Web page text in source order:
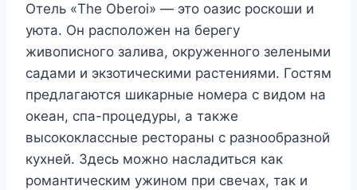
Отель «The Oberoi» — это оазис роскоши и
уюта. Он расположен на берегу
живописного залива, окруженного зелеными
садами и экзотическими растениями. Гостям
предлагаются шикарные номера с видом на
океан, спа-процедуры, а также
высококлассные рестораны с разнообразной
кухней. Здесь можно насладиться как
романтическим ужином при свечах, так и